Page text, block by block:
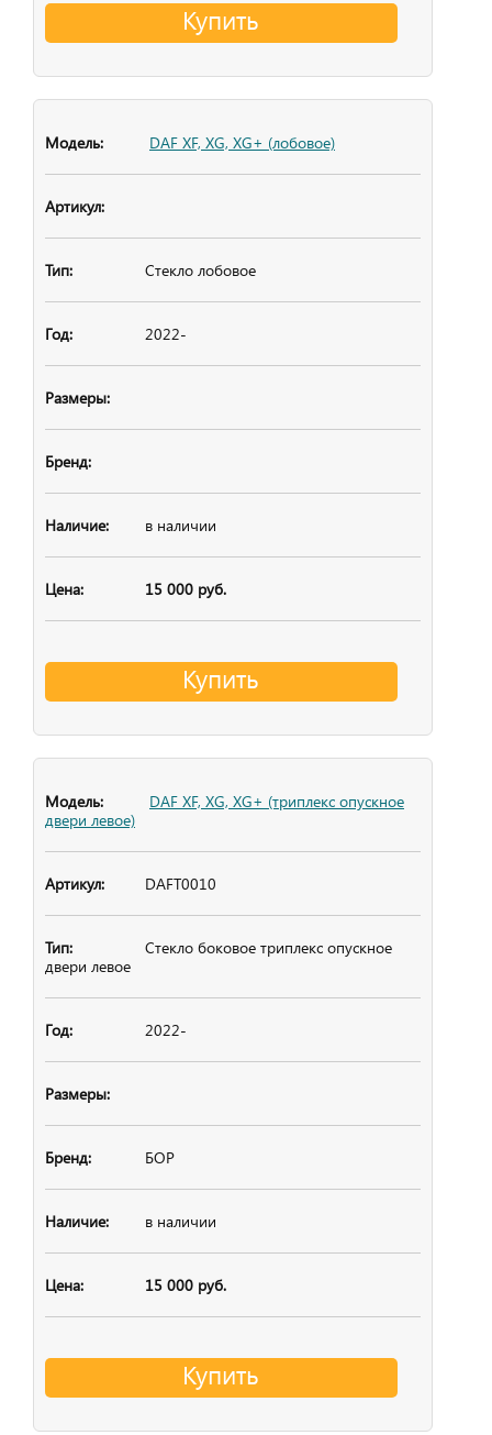
Купить
DAF XF, XG, XG+ (лобовое)
Стекло лобовое
2022-
в наличии
15 000 руб.
Купить
DAF XF, XG, XG+ (триплекс опускное
двери левое)
DAFT0010
Стекло боковое триплекс опускное
двери левое
2022-
БОР
в наличии
15 000 руб.
Купить